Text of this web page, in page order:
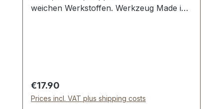
weichen Werkstoffen. Werkzeug Made in
20 mm
Regular price:
€17.90
Prices incl. VAT plus shipping costs